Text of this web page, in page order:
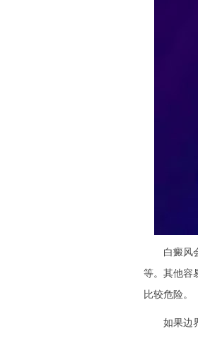
白癜风会
等。其他容
比较危险。
如果边界